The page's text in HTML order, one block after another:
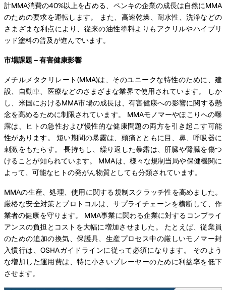
計MMA消費の40%以上を占める、ペンキの企業の成長は自然にMMA
のための要求を運転します。 また、高速乾燥、耐水性、洗浄などの
さまざまな利点により、従来の油性塗料よりもアクリルやハイブリ
ッド塗料の普及が進んでいます。
市場課題 – 有害健康影響
メチルメタクリレート(MMA)は、そのユニークな特性のために、建
設、自動車、医療などのさまざまな業界で使用されています。 しか
し、米国におけるMMA市場の成長は、有害健康への影響に関する懸
念を高めるために制限されています。 MMAモノマーやほこりへの曝
露は、ヒトの急性および慢性的な健康問題の両方を引き起こす可能
性があります。 短い期間の暴露は、頭痛とともに目、鼻、呼吸器に
刺激をもたらす。 長持ちし、繰り返した暴露は、肝臓や腎臓を傷つ
けることが知られています。 MMAは、様々な規制当局や保健機関に
よって、可能なヒトの発がん物質としても分類されています。
MMAの生産、処理、使用に関する規制スクラッチ性を高めました。
厳格な安全対策とプロトコルは、サプライチェーンを横断して、作
業者の健康を守ります。 MMA事業に関わる企業に対するコンプライ
アンスの負担とコストを大幅に増加させました。 たとえば、従業員
のための追加の換気、保護具、生産プロセス中の厳しいモノマー封
入慣行は、OSHAガイドラインに従って必須になります。 そのよう
な増加した運用費は、特に小さいプレーヤーのために利益率を低下
させます。